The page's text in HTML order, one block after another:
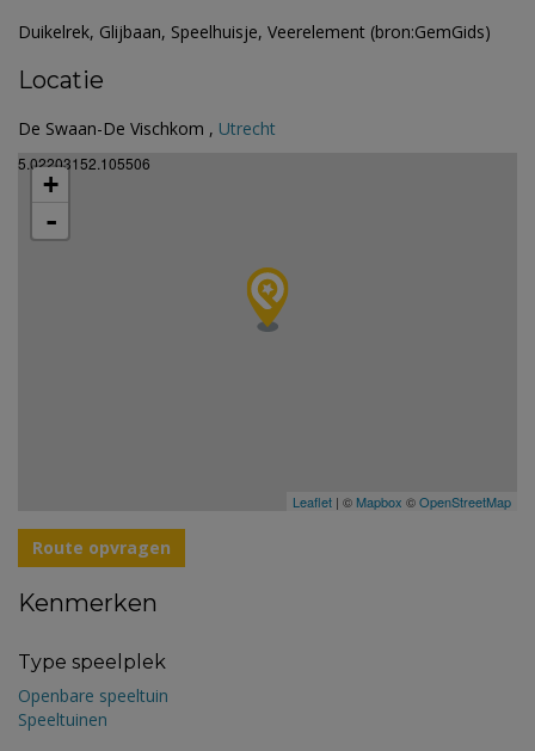
Duikelrek, Glijbaan, Speelhuisje, Veerelement (bron:GemGids)
Locatie
De Swaan-De Vischkom , Utrecht
5.02203152.105506
+
-
Leaflet | © Mapbox ©OpenStreetMap
Route opvragen
Kenmerken
Type speelplek
Openbare speeltuin
Speeltuinen